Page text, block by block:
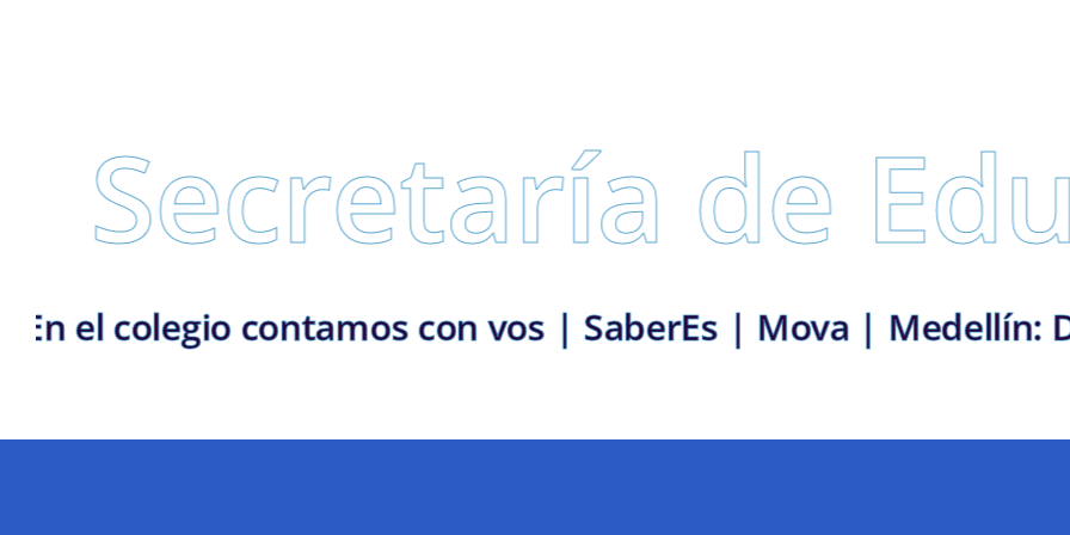
de
| En el colegio contamos con vos | SaberEs | Mova |